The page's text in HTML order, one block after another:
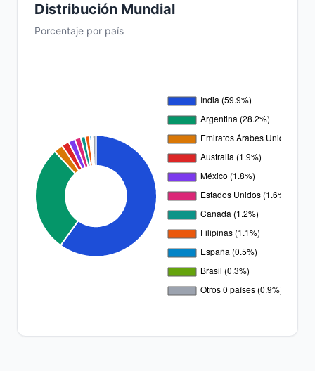
Distribución Mundial
Porcentaje por país